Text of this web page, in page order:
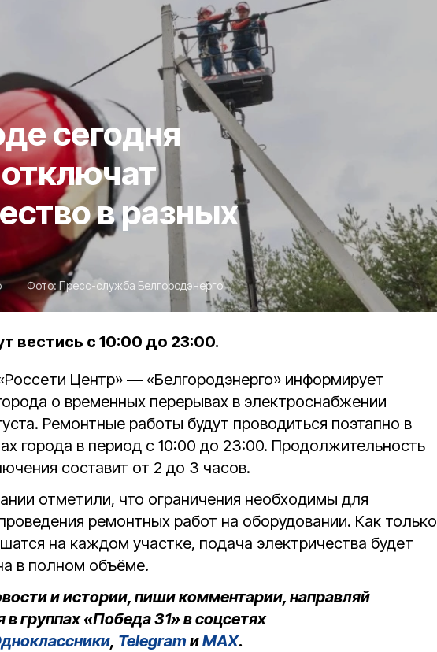
сегодня
в разных
Фото: Пресс-служба Белгородэнерго
вестись с 10:00 до 23:00.
Центр» — «Белгородэнерго» информирует
о временных перерывах в электроснабжении
Ремонтные работы будут проводиться поэтапно в
города в период с 10:00 до 23:00. Продолжительность
составит от 2 до 3 часов.
отметили, что ограничения необходимы для
ремонтных работ на оборудовании. Как только
на каждом участке, подача электричества будет
в полном объёме.
и истории, пиши комментарии, направляй
группах «Победа 31» в соцсетях
, Telegram иMAX.